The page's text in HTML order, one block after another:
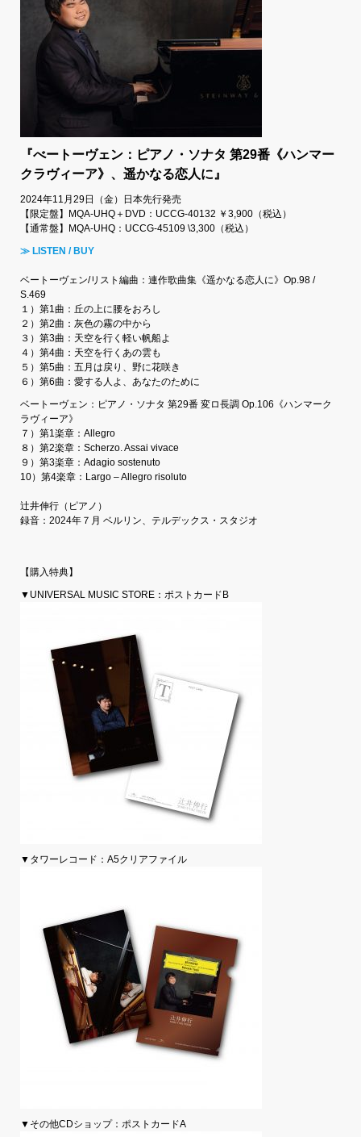
『べートーヴェン：ピアノ・ソナタ 第29番《ハンマー
クラヴィーア》、遥かなる恋人に』
2024年11月29日（金）日本先行発売
【限定盤】MQA-UHQ＋DVD：UCCG-40132 ￥3,900（税込）
【通常盤】MQA-UHQ：UCCG-45109 \3,300（税込）
≫ LISTEN / BUY
ベートーヴェン/リスト編曲：連作歌曲集《遥かなる恋人に》Op.98 /
S.469
１）第1曲：丘の上に腰をおろし
２）第2曲：灰色の霧の中から
３）第3曲：天空を行く軽い帆船よ
４）第4曲：天空を行くあの雲も
５）第5曲：五月は戻り、野に花咲き
６）第6曲：愛する人よ、あなたのために
ベートーヴェン：ピアノ・ソナタ 第29番 変ロ長調 Op.106《ハンマーク
ラヴィーア》
７）第1楽章：Allegro
８）第2楽章：Scherzo. Assai vivace
９）第3楽章：Adagio sostenuto
10）第4楽章：Largo – Allegro risoluto
辻󠄀井伸行（ピアノ）
録音：2024年７月 ベルリン、テルデックス・スタジオ
【購入特典】
▼UNIVERSAL MUSIC STORE：ポストカードB
▼タワーレコード：A5クリアファイル
▼その他CDショップ：ポストカードA